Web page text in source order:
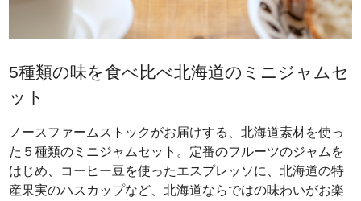
5種類の味を食べ比べ北海道のミニジャムセ
ット
ノースファームストックがお届けする、北海道素材を使っ
た５種類のミニジャムセット。定番のフルーツのジャムを
はじめ、コーヒー豆を使ったエスプレッソに、北海道の特
産果実のハスカップなど、北海道ならではの味わいがお楽